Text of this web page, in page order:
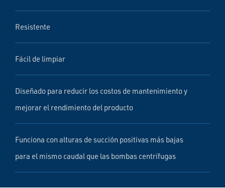
Resistente
Fácil de limpiar
Diseñado para reducir los costos de mantenimiento y
mejorar el rendimiento del producto
Funciona con alturas de succión positivas más bajas
para el mismo caudal que las bombas centrífugas